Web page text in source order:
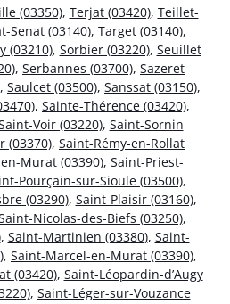
(03350), Terjat (03420), Teillet-
Senat (03140), Target (03140),
(03210), Sorbier (03220), Seuillet
, Serbannes (03700), Sazeret
, Saulcet (03500), Sanssat (03150),
, Sainte-Thérence (03420),
Voir (03220), Saint-Sornin
(03370), Saint-Rémy-en-Rollat
Murat (03390), Saint-Priest-
Pourçain-sur-Sioule (03500),
(03290), Saint-Plaisir (03160),
Nicolas-des-Biefs (03250),
, Saint-Martinien (03380), Saint-
, Saint-Marcel-en-Murat (03390),
(03420), Saint-Léopardin-d’Augy
, Saint-Léger-sur-Vouzance